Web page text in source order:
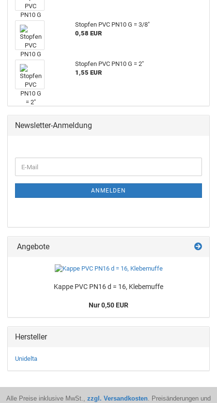
Stop­fen PVC PN10 G = 3/8"
0,58 EUR
Stop­fen PVC PN10 G = 2"
1,55 EUR
Newsletter-Anmeldung
ANMELDEN
Angebote
Kappe PVC PN16 d = 16, Kle­be­muf­fe
Nur 0,50 EUR
Hersteller
Unidelta
Alle Preise inklusive MwSt., zzgl. Versandkosten. Preisänderungen und